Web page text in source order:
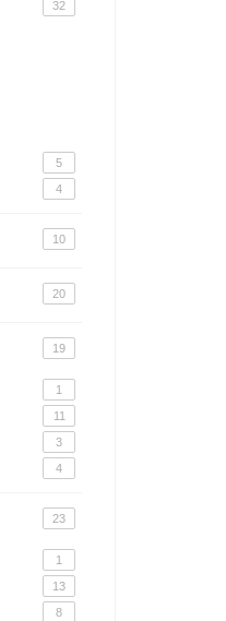
32
5
4
10
20
19
1
11
3
4
23
1
13
8